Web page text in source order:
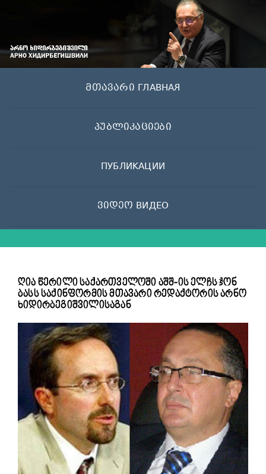
მთავარი ГЛАВНАЯ
პუბლიკაციები
ПУБЛИКАЦИИ
ვიდეო ВИДЕО
ღია წერილი საქართველოში აშშ-ის ელჩს ჯონ
ბასს საქინფორმის მთავარი რედაქტორის არნო
ხიდირბეგიშვილისაგან